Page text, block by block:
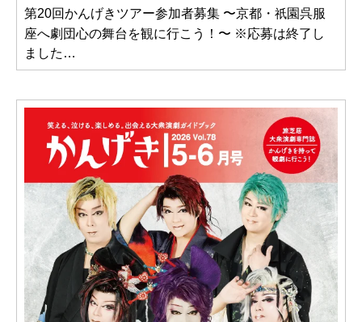
第20回かんげきツアー参加者募集 〜京都・祇園呉服
座へ劇団心の舞台を観に行こう！〜 ※応募は終了し
ました…